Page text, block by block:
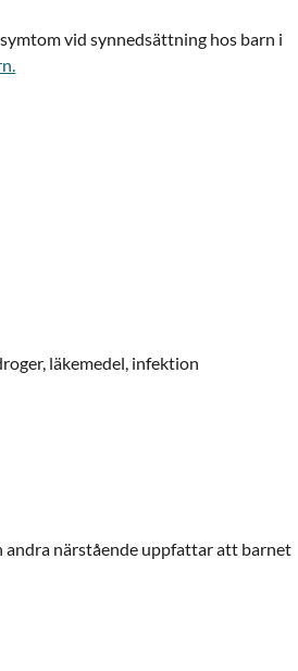
vid synnedsättning hos barn i
läkemedel, infektion
närstående uppfattar att barnet